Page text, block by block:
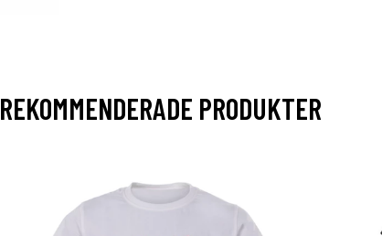
REKOMMENDERADE PRODUKTER